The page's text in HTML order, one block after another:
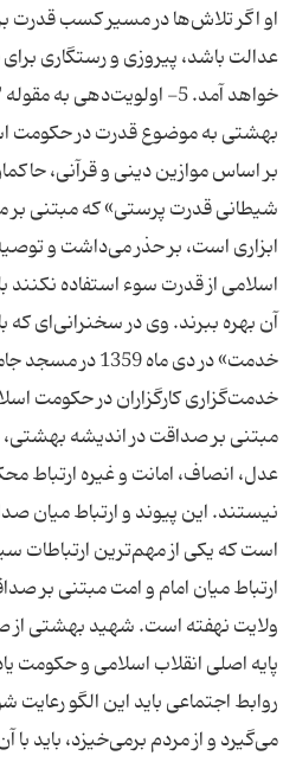
او اگر تلاش‌ها در مسیر کسب قدرت
عدالت باشد، پیروزی و رستگاری
خواهد آمد. 5- اولویت‌دهی
بهشتی به موضوع قدرت در حکومت
بر اساس موازین دینی و قرآنی،
شیطانی قدرت پرستی» که مبتنی بر
ابزاری است، بر حذر می‌داشت و
اسلامی از قدرت سوء استفاده
آن بهره ببرند. وی در سخنرانی‌ای
خدمت» در دی ماه
مبتنی بر صداقت در اندیشه
عدل، انصاف، امانت و غیره ارتباط
نیستند. این پیوند و ارتباط میان
است که یکی از مهم‌ترین ارتباطات
ارتباط میان امام و امت مبتنی بر
ولایت نهفته است. شهید بهشتی
پایه اصلی انقلاب اسلامی و حکومت
روابط اجتماعی باید این الگو رعایت
می‌گیرد و از مردم برمی‌خیزد، باید